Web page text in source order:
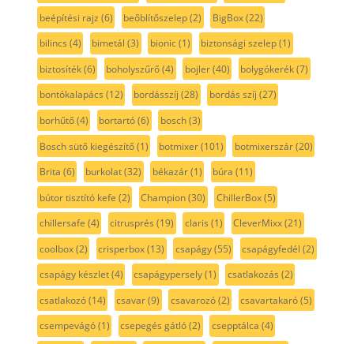
beépítési rajz (6) beőblítőszelep(2) BigBox(22)
bilincs (4) bimetál (3) bionic(1) biztonsági szelep(1)
biztosíték(6) boholyszűrő(4) bojler(40) bolygókerék(7)
bontókalapács (12) bordásszíj (28) bordás szíj (27)
borhűtő(4) bortartó(6) bosch(3)
Bosch sütő kiegészítő(1) botmixer(101) botmixerszár(20)
Brita (6) burkolat(32) békazár(1) búra (11)
bútor tisztító kefe (2) Champion(30) ChillerBox(5)
chillersafe (4) citrusprés (19) claris (1) CleverMixx(21)
coolbox(2) crisperbox(13) csapágy(55) csapágyfedél (2)
csapágy készlet(4) csapágypersely(1) csatlakozás (2)
csatlakozó(14) csavar(9) csavarozó(2) csavartakaró(5)
csempevágó(1) csepegés gátló(2) csepptálca (4)